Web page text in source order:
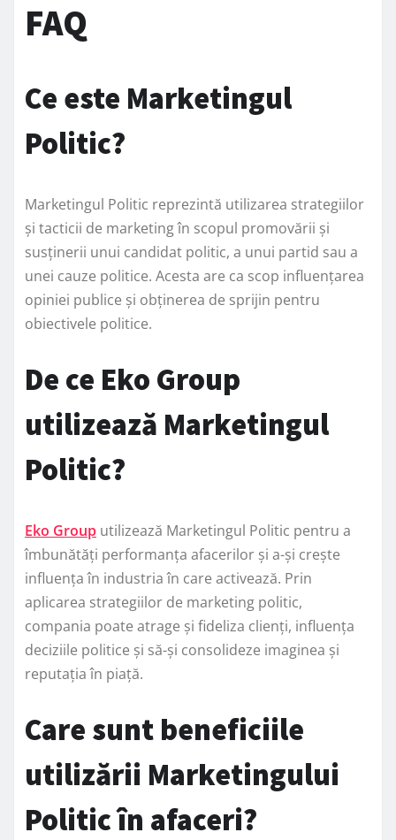
FAQ
Ce este Marketingul
Politic?
Marketingul Politic reprezintă utilizarea strategiilor
și tacticii de marketing în scopul promovării și
susținerii unui candidat politic, a unui partid sau a
unei cauze politice. Acesta are ca scop influențarea
opiniei publice și obținerea de sprijin pentru
obiectivele politice.
De ce Eko Group
utilizează Marketingul
Politic?
Eko Group utilizează Marketingul Politic pentru a
îmbunătăți performanța afacerilor și a-și crește
influența în industria în care activează. Prin
aplicarea strategiilor de marketing politic,
compania poate atrage și fideliza clienți, influența
deciziile politice și să-și consolideze imaginea și
reputația în piață.
Care sunt beneficiile
utilizării Marketingului
Politic în afaceri?